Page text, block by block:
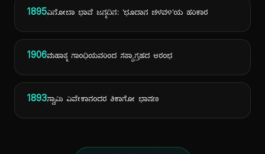
1895ವಿನೋಬಾ ಭಾವೆ ಜನ್ಮದಿನ: 'ಭೂದಾನ ಚಳವಳಿ'ಯ ಹರಿಕಾರ
1906ಮಹಾತ್ಮ ಗಾಂಧಿಯವರಿಂದ ಸತ್ಯಾಗ್ರಹದ ಆರಂಭ
1893ಸ್ವಾಮಿ ವಿವೇಕಾನಂದರ ಶಿಕಾಗೋ ಭಾಷಣ